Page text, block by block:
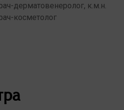
дерматовенеролог, к.м.н.
косметолог